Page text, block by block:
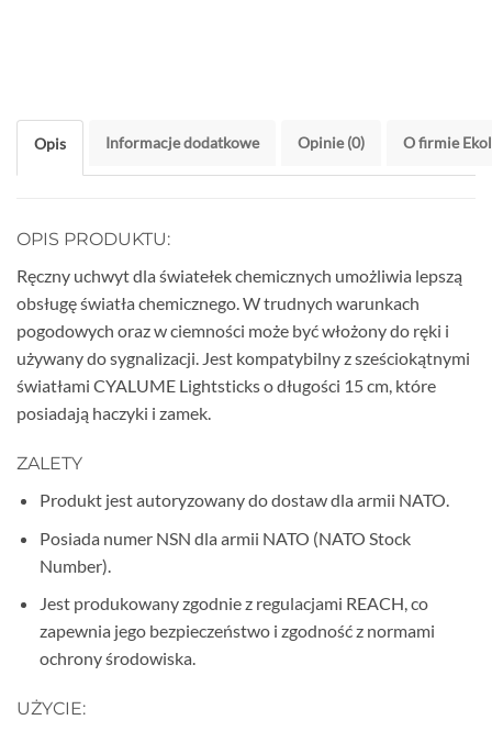
Opis Informacje dodatkowe Opinie (0) O firmie
OPIS PRODUKTU:
Ręczny uchwyt dla światełek chemicznych umożliwia lepszą
obsługę światła chemicznego. W trudnych warunkach
pogodowych oraz w ciemności może być włożony do ręki i
używany do sygnalizacji. Jest kompatybilny z sześciokątnymi
światłami CYALUME Lightsticks o długości 15 cm, które
posiadają haczyki i zamek.
ZALETY
Produkt jest autoryzowany do dostaw dla armii NATO.
Posiada numer NSN dla armii NATO (NATO Stock
Number).
Jest produkowany zgodnie z regulacjami REACH, co
zapewnia jego bezpieczeństwo i zgodność z normami
ochrony środowiska.
UŻYCIE: